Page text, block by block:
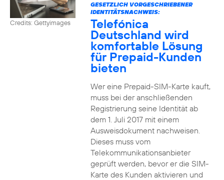
Credits: Gettyimages
GESETZLICH VORGESCHRIEBENER
IDENTITÄTSNACHWEIS:
Telefónica
Deutschland wird
komfortable Lösung
für Prepaid-Kunden
bieten
Wer eine Prepaid-SIM-Karte kauft,
muss bei der anschließenden
Registrierung seine Identität ab
dem 1. Juli 2017 mit einem
Ausweisdokument nachweisen.
Dieses muss vom
Telekommunikationsanbieter
geprüft werden, bevor er die SIM-
Karte des Kunden aktivieren und